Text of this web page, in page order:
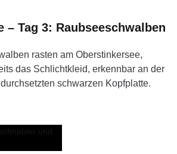
– Tag 3: Raubseeschwalben
rasten am Oberstinkersee,
das Schlichtkleid, erkennbar an der
schwarzen Kopfplatte.